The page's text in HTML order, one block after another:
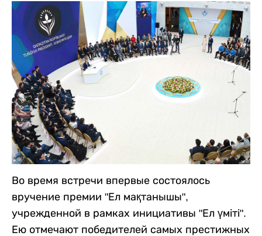
Во время встречи впервые состоялось
вручение премии "Ел мақтанышы",
учрежденной в рамках инициативы "Ел үміті".
Ею отмечают победителей самых престижных